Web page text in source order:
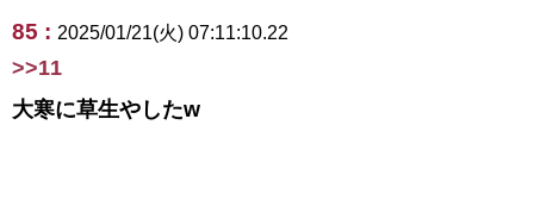
85 : 2025/01/21(火) 07:11:10.22
>>11
大寒に草生やしたw